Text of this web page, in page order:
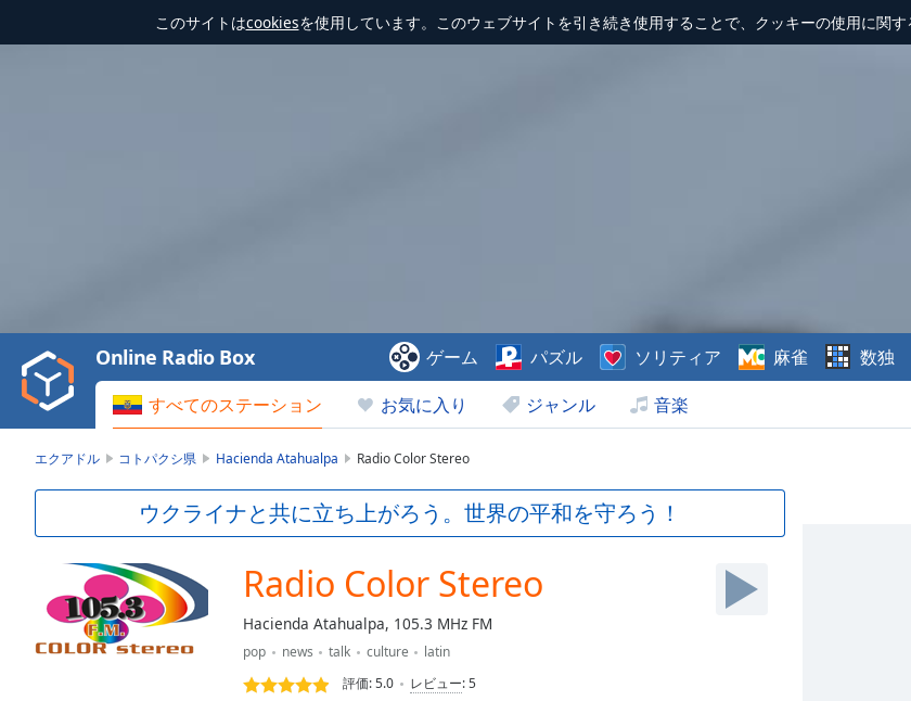
このサイトはcookiesを使用しています。このウェブサイトを引き続き使用することで、クッキーの使用に関す
Video
Play
Backward
Skip
Current
Duration-:-
:
0.00%
Stream
すべてのステーション お気に入り ジャンル 音楽
Online Radio Box ゲーム パズル ソリティア 麻雀 数独
エクアドル コトパクシ県 Hacienda Atahualpa Radio Color Stereo
ウクライナと共に立ち上がろう。世界の平和を守ろう！
Radio Color Stereo
Hacienda Atahualpa, 105.3 MHz FM
pop news talk culture
latin
評価:5.0 レビュー:5